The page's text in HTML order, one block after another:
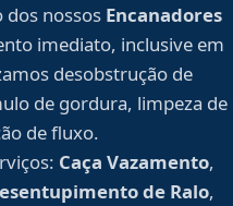
dos nossos Encanadores
imediato, inclusive em
desobstrução de
de gordura, limpeza de
de fluxo.
Caça Vazamento,
de Ralo,